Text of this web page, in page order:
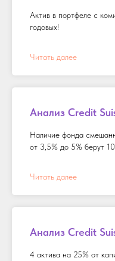
Актив в портфеле с
годовых!
Читать далее
Анализ Credit
Наличие фонда
от 3,5% до 5% берут
Читать далее
Анализ Credit
4 актива на 25% от